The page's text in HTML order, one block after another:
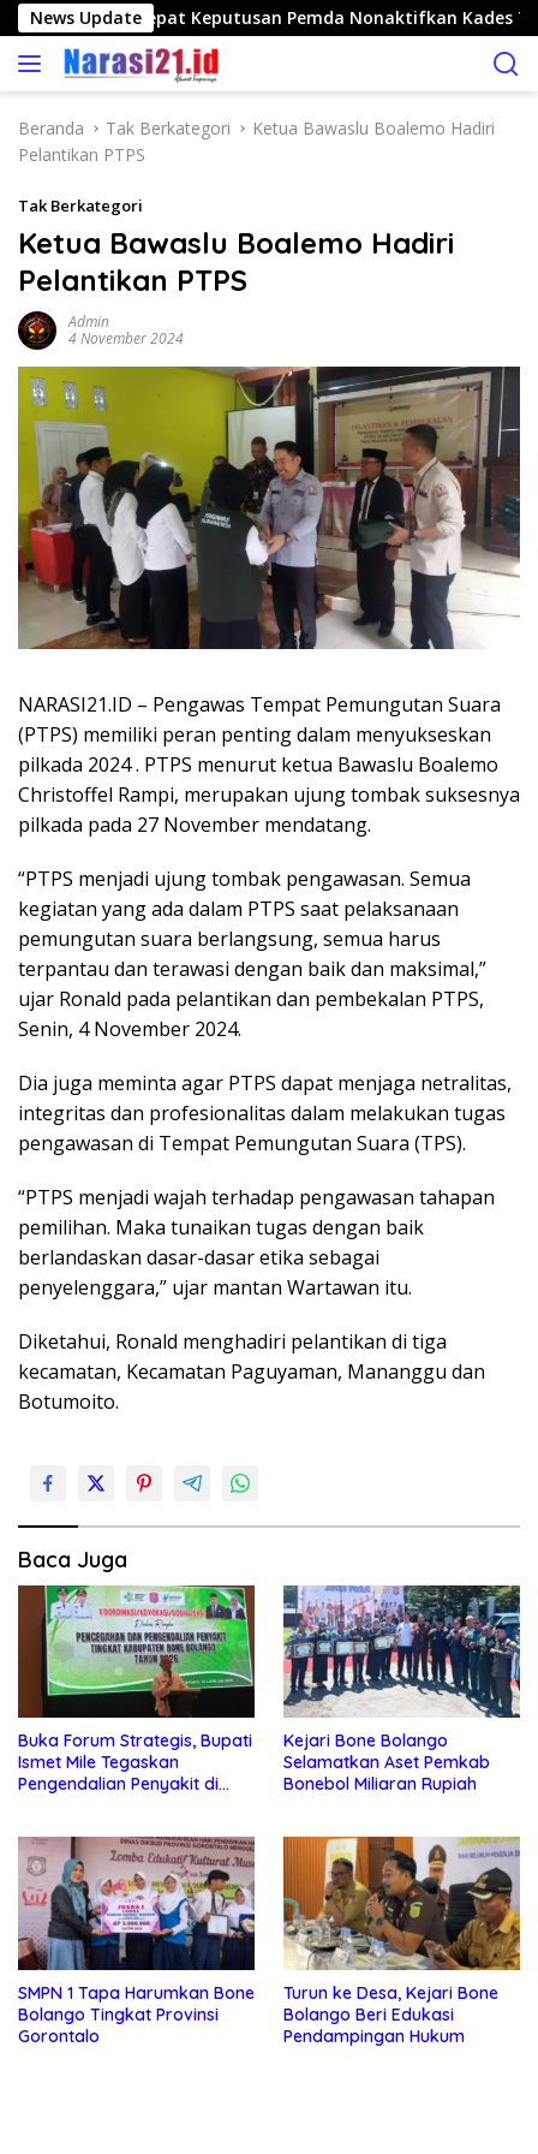
a
News Update
Nilai Tepat Keputusan Pemda Nonaktifkan Kades
Beranda Tak Berkategori
Ketua Bawaslu Boalemo Hadiri
Pelantikan PTPS
Tak Berkategori
Ketua Bawaslu Boalemo Hadiri
Pelantikan PTPS
Admin
4 November 2024
NARASI21.ID – Pengawas Tempat Pemungutan Suara
(PTPS) memiliki peran penting dalam menyukseskan
pilkada 2024 . PTPS menurut ketua Bawaslu Boalemo
Christoffel Rampi, merupakan ujung tombak suksesnya
pilkada pada 27 November mendatang.
“PTPS menjadi ujung tombak pengawasan. Semua
kegiatan yang ada dalam PTPS saat pelaksanaan
pemungutan suara berlangsung, semua harus
terpantau dan terawasi dengan baik dan maksimal,”
ujar Ronald pada pelantikan dan pembekalan PTPS,
Senin, 4 November 2024.
Dia juga meminta agar PTPS dapat menjaga netralitas,
integritas dan profesionalitas dalam melakukan tugas
pengawasan di Tempat Pemungutan Suara (TPS).
“PTPS menjadi wajah terhadap pengawasan tahapan
pemilihan. Maka tunaikan tugas dengan baik
berlandaskan dasar-dasar etika sebagai
penyelenggara,” ujar mantan Wartawan itu.
Diketahui, Ronald menghadiri pelantikan di tiga
kecamatan, Kecamatan Paguyaman, Mananggu dan
Botumoito.
Baca Juga
Buka Forum Strategis, Bupati
Ismet Mile Tegaskan
Pengendalian Penyakit di
Kejari Bone Bolango
Selamatkan Aset Pemkab
Bonebol Miliaran Rupiah
SMPN 1 Tapa Harumkan Bone
Bolango Tingkat Provinsi
Gorontalo
Turun ke Desa, Kejari Bone
Bolango Beri Edukasi
Pendampingan Hukum